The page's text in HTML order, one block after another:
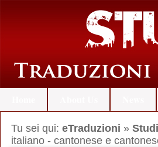
Tu sei qui: eTraduzioni »
italiano - cantonese e